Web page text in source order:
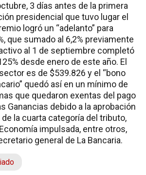
3 días antes de la primera
presidencial que tuvo lugar el
logró un “adelanto” para
que sumado al 6,2% previamente
al 1 de septiembre completó
desde enero de este año. El
es de $539.826 y el “bono
quedó así en un mínimo de
que quedaron exentas del pago
Ganancias debido a la aprobación
la cuarta categoría del tributo,
impulsada, entre otros,
general de La Bancaria.